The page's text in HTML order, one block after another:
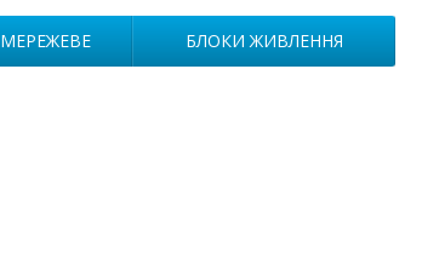
МЕРЕЖЕВЕ БЛОКИ ЖИВЛЕННЯ